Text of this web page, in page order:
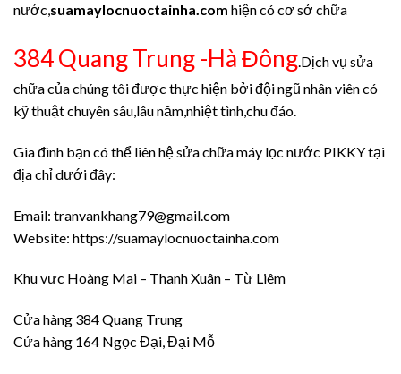
nước,suamaylocnuoctainha.com hiện có cơ sở chữa
384 Quang Trung -Hà Đông.Dịch vụ sửa
chữa của chúng tôi được thực hiện bởi đội ngũ nhân viên có
kỹ thuật chuyên sâu,lâu năm,nhiệt tình,chu đáo.
Gia đình bạn có thể liên hệ sửa chữa máy lọc nước PIKKY tại
địa chỉ dưới đây:
Email: tranvankhang79@gmail.com
Website: https://suamaylocnuoctainha.com
Khu vực Hoàng Mai – Thanh Xuân – Từ Liêm
Cửa hàng 384 Quang Trung
Cửa hàng 164 Ngọc Đại, Đại Mỗ